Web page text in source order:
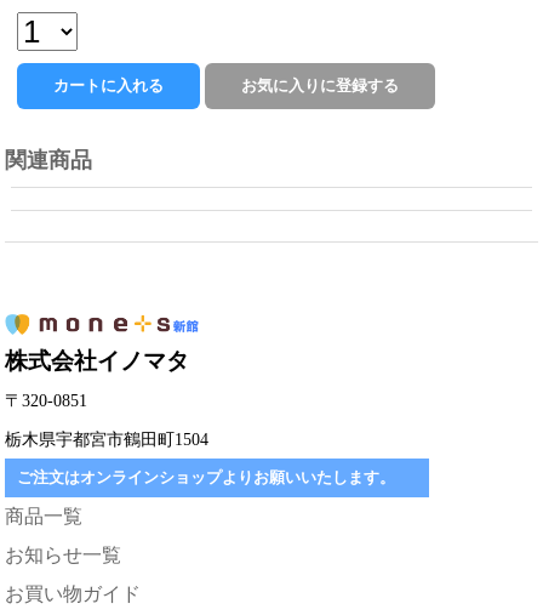
関連商品
株式会社イノマタ
〒320-0851
栃木県宇都宮市鶴田町1504
ご注文はオンラインショップよりお願いいたします。
商品一覧
お知らせ一覧
お買い物ガイド